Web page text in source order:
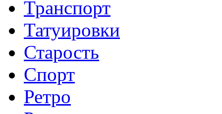
Транспорт
Татуировки
Старость
Спорт
Ретро